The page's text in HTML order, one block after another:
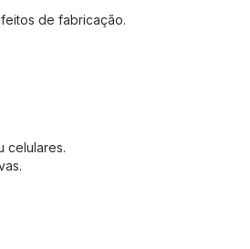
de fabricação.
celulares.